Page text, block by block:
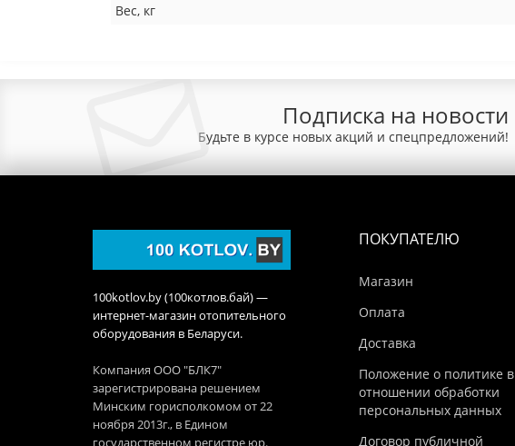
Вес, кг
Подписка на новости
Будьте в курсе новых акций и спецпредложений!
100kotlov.by (100котлов.бай) —
интернет-магазин отопительного
оборудования в Беларуси.
Компания ООО "БЛК7"
зарегистрирована решением
Минским горисполкомом от 22
ноября 2013г., в Едином
ПОКУПАТЕЛЮ
Магазин
Оплата
Доставка
Положение о политике в
отношении обработки
персональных данных
Договор публичной